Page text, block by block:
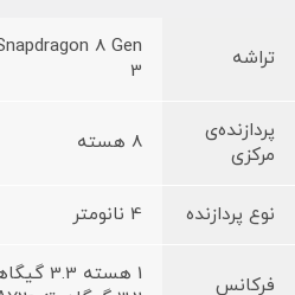
تراشه
8 Gen
3
پردازنده‌ی
مرکزی
8 هسته
نوع پردازنده 4 نانومتر
فرکانس